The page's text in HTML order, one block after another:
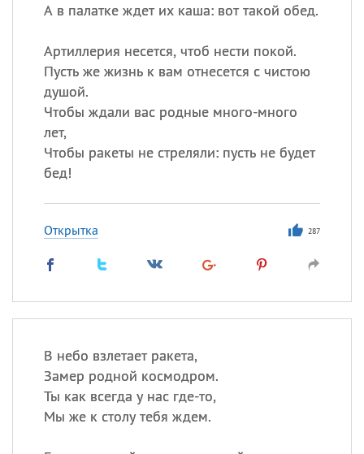
А в палатке ждет их каша: вот такой обед.
Артиллерия несется, чтоб нести покой.
Пусть же жизнь к вам отнесется с чистою
душой.
Чтобы ждали вас родные много-много
лет,
Чтобы ракеты не стреляли: пусть не будет
бед!
Открытка 287
В небо взлетает ракета,
Замер родной космодром.
Ты как всегда у нас где-то,
Мы же к столу тебя ждем.
Все
Сегодня празднуют именины
Еще
Алена,Анастасия,
Посмотреть значениеи